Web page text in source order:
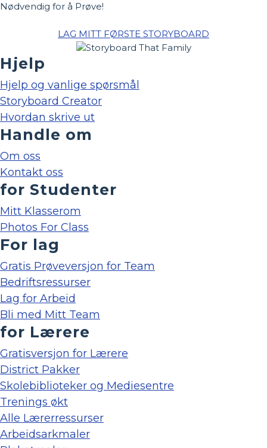
Nødvendig for å Prøve!
LAG MITT FØRSTE STORYBOARD
Hjelp
Hjelp og vanlige spørsmål
Storyboard Creator
Hvordan skrive ut
Handle om
Om oss
Kontakt oss
for Studenter
Mitt Klasserom
Photos For Class
For lag
Gratis Prøveversjon for Team
Bedriftsressurser
Lag for Arbeid
Bli med Mitt Team
for Lærere
Gratisversjon for Lærere
District Pakker
Skolebiblioteker og Mediesentre
Trenings økt
Alle Lærerressurser
Arbeidsarkmaler